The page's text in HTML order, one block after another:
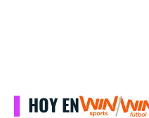
HOY EN